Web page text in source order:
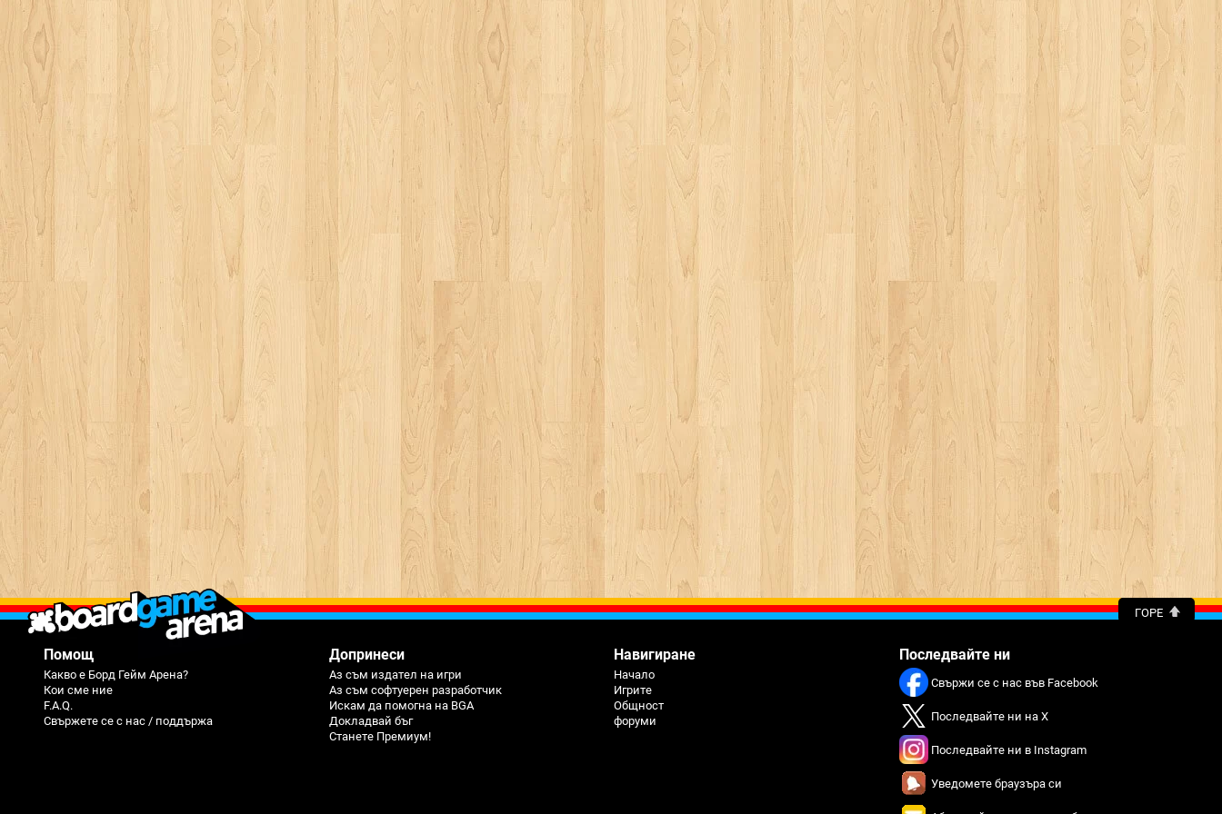
ГОРЕ
Помощ
Какво е Борд Гейм Арена?
Кои сме ние
F.A.Q.
Свържете се с нас / поддържа
Допринеси
Аз съм издател на игри
Аз съм софтуерен разработчик
Искам да помогна на BGA
Докладвай бъг
Станете Премиум!
Навигиране
Начало
Игрите
Общност
форуми
Последвайте ни
Свържи се с нас във Facebook
Последвайте ни на X
Последвайте ни в Instagram
Уведомете браузъра си